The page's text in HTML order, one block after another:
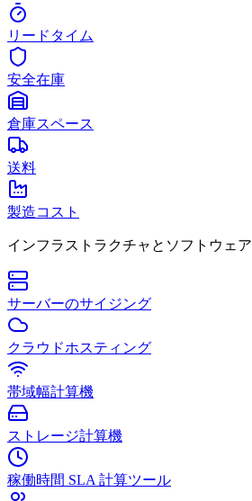
リードタイム
安全在庫
倉庫スペース
送料
製造コスト
インフラストラクチャとソフトウェア
サーバーのサイジング
クラウドホスティング
帯域幅計算機
ストレージ計算機
稼働時間 SLA 計算ツール